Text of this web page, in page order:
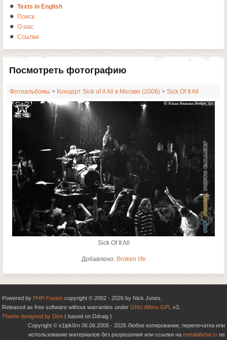
Texts in English
Поиск
О нас
Ссылки
Посмотреть фотографию
Фотоальбомы > Концерт Sick of it All в Москве (2008) > Sick Of It All
Sick Of It All
Добавлено: Broken life
Powered by PHP-Fusion copyright © 2002 - 2026 by Nick Jones.
Released as free software without warranties under GNU Affero GPL v3.
Theme designed by Dimi ( based on Ddraig )
Copyright © s1ipk0rn 06.06.2006 - 2026 Любое копирование, перепечатка или
использование материалов без разрешения или ссылки на metalafisha.ru не